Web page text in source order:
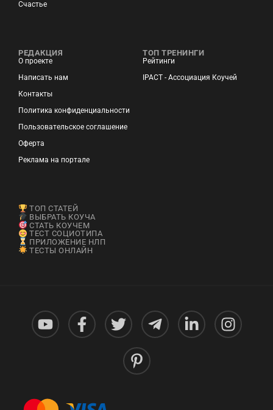
Счастье
РЕДАКЦИЯ
О проекте
Написать нам
Контакты
Политика конфиденциальности
Пользовательское соглашение
Оферта
Реклама на портале
ТОП ТРЕНИНГИ
Рейтинги
IPACT - Ассоциация Коучей
ТОП СТАТЕЙ
ВЫБРАТЬ КОУЧА
СТАТЬ КОУЧЕМ
ТЕСТ СОЦИОТИПА
ПРИЛОЖЕНИЕ НЛП
ТЕСТЫ ОНЛАЙН